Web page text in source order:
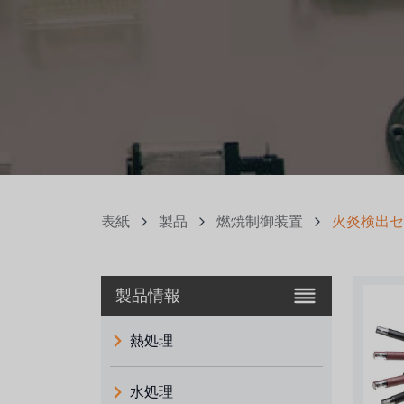
表紙 製品 燃焼制御装置 火炎検出
製品情報
熱処理
水処理